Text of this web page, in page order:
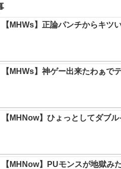
【MHWs】正論パンチからキツ
【MHWs】神ゲー出来たわぁで
【MHNow】ひょっとしてダブ
【MHNow】PUモンスが地獄み